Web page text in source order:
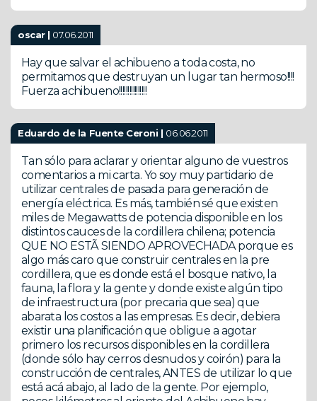
oscar | 07.06.2011
Hay que salvar el achibueno a toda costa, no
permitamos que destruyan un lugar tan hermoso!!!!
Fuerza achibueno!!!!!!!!!!!!!!!!
Eduardo de la Fuente Ceroni | 06.06.2011
Tan sólo para aclarar y orientar alguno de vuestros
comentarios a mi carta. Yo soy muy partidario de
utilizar centrales de pasada para generación de
energía eléctrica. Es más, también sé que existen
miles de Megawatts de potencia disponible en los
distintos cauces de la cordillera chilena; potencia
QUE NO ESTÃ SIENDO APROVECHADA porque es
algo más caro que construir centrales en la pre
cordillera, que es donde está el bosque nativo, la
fauna, la flora y la gente y donde existe algún tipo
de infraestructura (por precaria que sea) que
abarata los costos a las empresas. Es decir, debiera
existir una planificación que obligue a agotar
primero los recursos disponibles en la cordillera
(donde sólo hay cerros desnudos y coirón) para la
construcción de centrales, ANTES de utilizar lo que
está acá abajo, al lado de la gente. Por ejemplo,